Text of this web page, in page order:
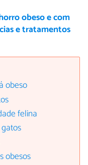
obeso e com
e tratamentos
obeso
felina
obesos